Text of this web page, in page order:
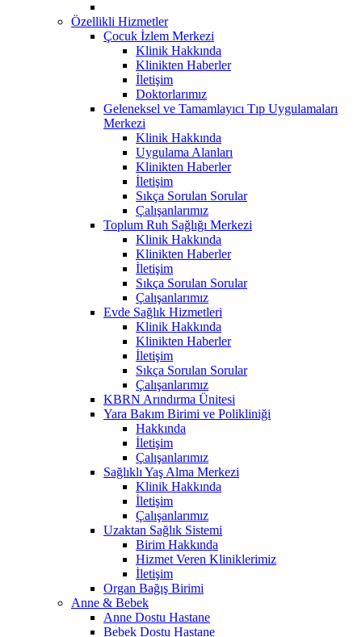
Özellikli Hizmetler
Çocuk İzlem Merkezi
Klinik Hakkında
Klinikten Haberler
İletişim
Doktorlarımız
Geleneksel ve Tamamlayıcı Tıp Uygulamaları
Merkezi
Klinik Hakkında
Uygulama Alanları
Klinikten Haberler
İletişim
Sıkça Sorulan Sorular
Çalışanlarımız
Toplum Ruh Sağlığı Merkezi
Klinik Hakkında
Klinikten Haberler
İletişim
Sıkça Sorulan Sorular
Çalışanlarımız
Evde Sağlık Hizmetleri
Klinik Hakkında
Klinikten Haberler
İletişim
Sıkça Sorulan Sorular
Çalışanlarımız
KBRN Arındırma Ünitesi
Yara Bakım Birimi ve Polikliniği
Hakkında
İletişim
Çalışanlarımız
Sağlıklı Yaş Alma Merkezi
Klinik Hakkında
İletişim
Çalışanlarımız
Uzaktan Sağlık Sistemi
Birim Hakkında
Hizmet Veren Kliniklerimiz
İletişim
Organ Bağış Birimi
Anne & Bebek
Anne Dostu Hastane
Bebek Dostu Hastane